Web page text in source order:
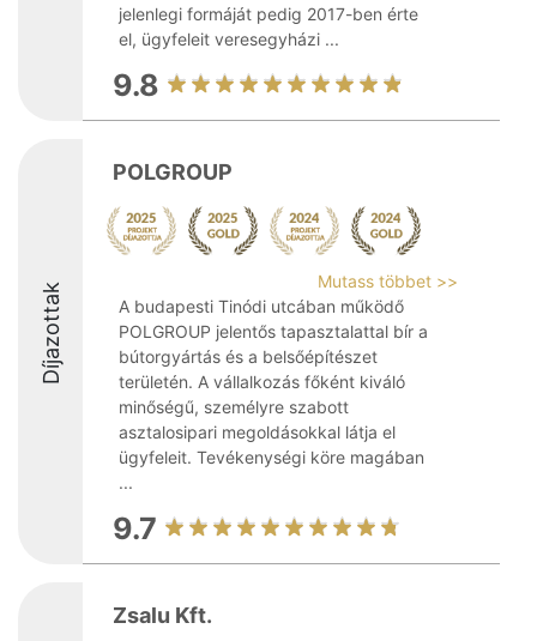
jelenlegi formáját pedig 2017-ben érte
el, ügyfeleit veresegyházi ...
9.8
Díjazottak
POLGROUP
Mutass többet >>
A budapesti Tinódi utcában működő
POLGROUP jelentős tapasztalattal bír a
bútorgyártás és a belsőépítészet
területén. A vállalkozás főként kiváló
minőségű, személyre szabott
asztalosipari megoldásokkal látja el
ügyfeleit. Tevékenységi köre magában
...
9.7
Zsalu Kft.